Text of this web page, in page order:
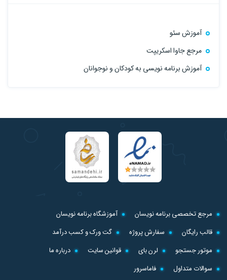
آموزش سئو
مرجع جاوا اسکریپت
آموزش برنامه نویسی به کودکان و نوجوانان
مرجع تخصصی برنامه نویسان
آموزشگاه برنامه نویسان
قالب رایگان
سفارش پروژه
گت ورک و کسب درآمد
موتور جستجو
لرن بای قوانین سایت
درباره ما
سوالات متداول
فاماسرور